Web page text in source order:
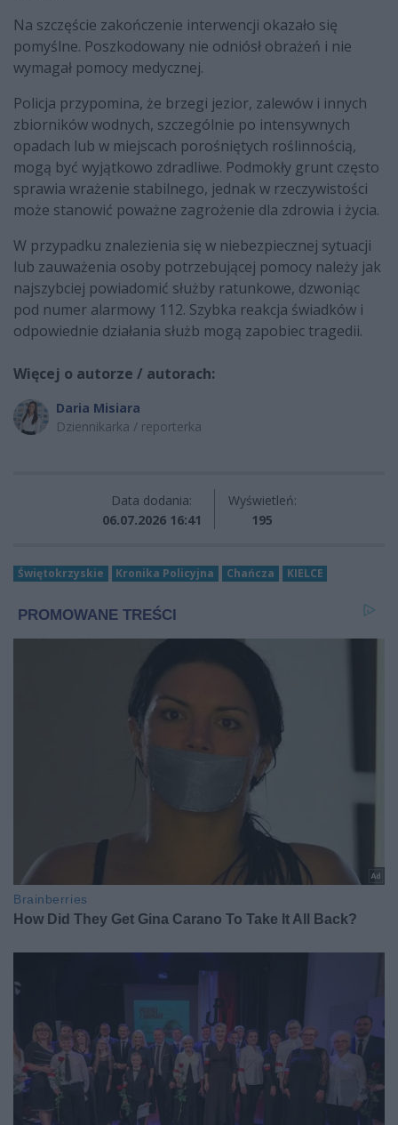
Na szczęście zakończenie interwencji okazało się
pomyślne. Poszkodowany nie odniósł obrażeń i nie
wymagał pomocy medycznej.
Policja przypomina, że brzegi jezior, zalewów i innych
zbiorników wodnych, szczególnie po intensywnych
opadach lub w miejscach porośniętych roślinnością,
mogą być wyjątkowo zdradliwe. Podmokły grunt często
sprawia wrażenie stabilnego, jednak w rzeczywistości
może stanowić poważne zagrożenie dla zdrowia i życia.
W przypadku znalezienia się w niebezpiecznej sytuacji
lub zauważenia osoby potrzebującej pomocy należy jak
najszybciej powiadomić służby ratunkowe, dzwoniąc
pod numer alarmowy 112. Szybka reakcja świadków i
odpowiednie działania służb mogą zapobiec tragedii.
Więcej o autorze / autorach:
Daria Misiara
Dziennikarka / reporterka
Data dodania:
06.07.2026 16:41
Wyświetleń:
195
Świętokrzyskie Kronika Policyjna Chańcza KIELCE